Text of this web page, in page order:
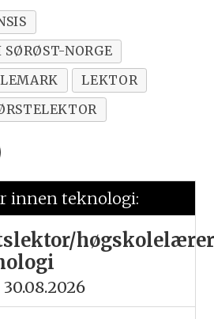
NORGE
LEKTOR
innen teknologi:
høgskolelærer